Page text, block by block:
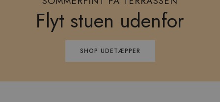
Flyt stuen udenfor
SHOP UDETÆPPER